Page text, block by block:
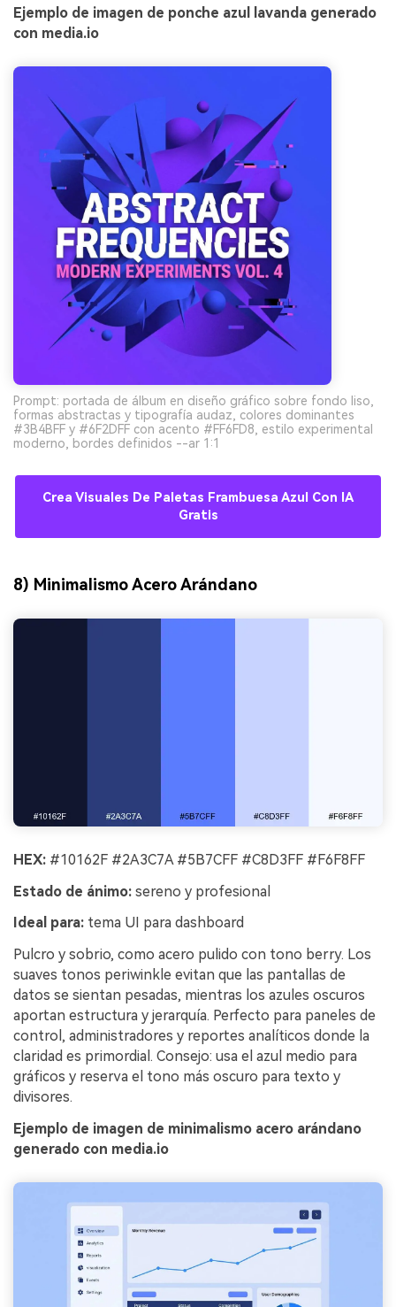
Ejemplo de imagen de ponche azul lavanda generado
con media.io
Prompt: portada de álbum en diseño gráfico sobre fondo liso,
formas abstractas y tipografía audaz, colores dominantes
#3B4BFF y #6F2DFF con acento #FF6FD8, estilo experimental
moderno, bordes definidos --ar 1:1
Crea Visuales De Paletas Frambuesa Azul Con IA
Gratis
8) Minimalismo Acero Arándano
HEX: #10162F #2A3C7A #5B7CFF #C8D3FF #F6F8FF
Estado de ánimo: sereno y profesional
Ideal para: tema UI para dashboard
Pulcro y sobrio, como acero pulido con tono berry. Los
suaves tonos periwinkle evitan que las pantallas de
datos se sientan pesadas, mientras los azules oscuros
aportan estructura y jerarquía. Perfecto para paneles de
control, administradores y reportes analíticos donde la
claridad es primordial. Consejo: usa el azul medio para
gráficos y reserva el tono más oscuro para texto y
divisores.
Ejemplo de imagen de minimalismo acero arándano
generado con media.io